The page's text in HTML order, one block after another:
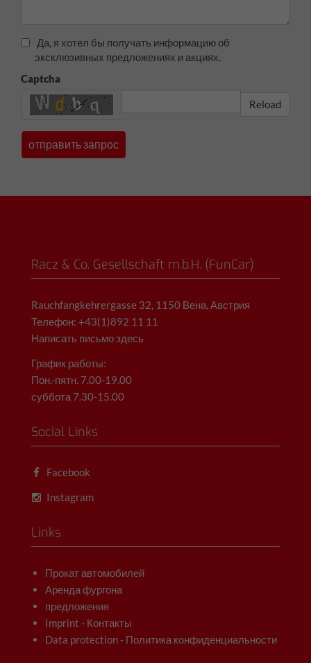
Да, я хотел бы получать информацию об
эксклюзивных предложениях и акциях.
Captcha
Reload
Racz & Co. Gesellschaft m.b.H. (FunCar)
Rauchfangkehrergasse 32, 1150 Вена, Австрия
Телефон: +43(1)892 11 11
Написать письмо здесь
График работы:
Пон.-пятн. 7.00-19.00
суббота 7.30-15.00
Social Links
Facebook
Instagram
Links
Прокат автомобилей
Аренда фургона
предложения
Imprint - Контакты
Data protection - Политика конфиденциальности